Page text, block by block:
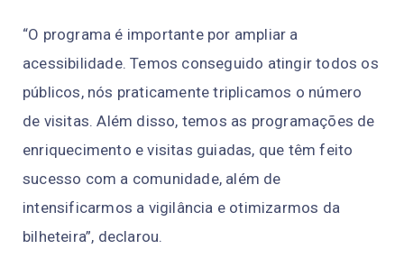
“O programa é importante por ampliar a
acessibilidade. Temos conseguido atingir todos os
públicos, nós praticamente triplicamos o número
de visitas. Além disso, temos as programações de
enriquecimento e visitas guiadas, que têm feito
sucesso com a comunidade, além de
intensificarmos a vigilância e otimizarmos da
bilheteira”, declarou.